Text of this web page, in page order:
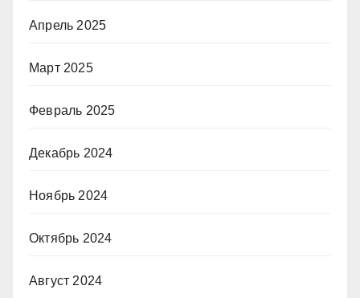
Апрель 2025
Март 2025
Февраль 2025
Декабрь 2024
Ноябрь 2024
Октябрь 2024
Август 2024